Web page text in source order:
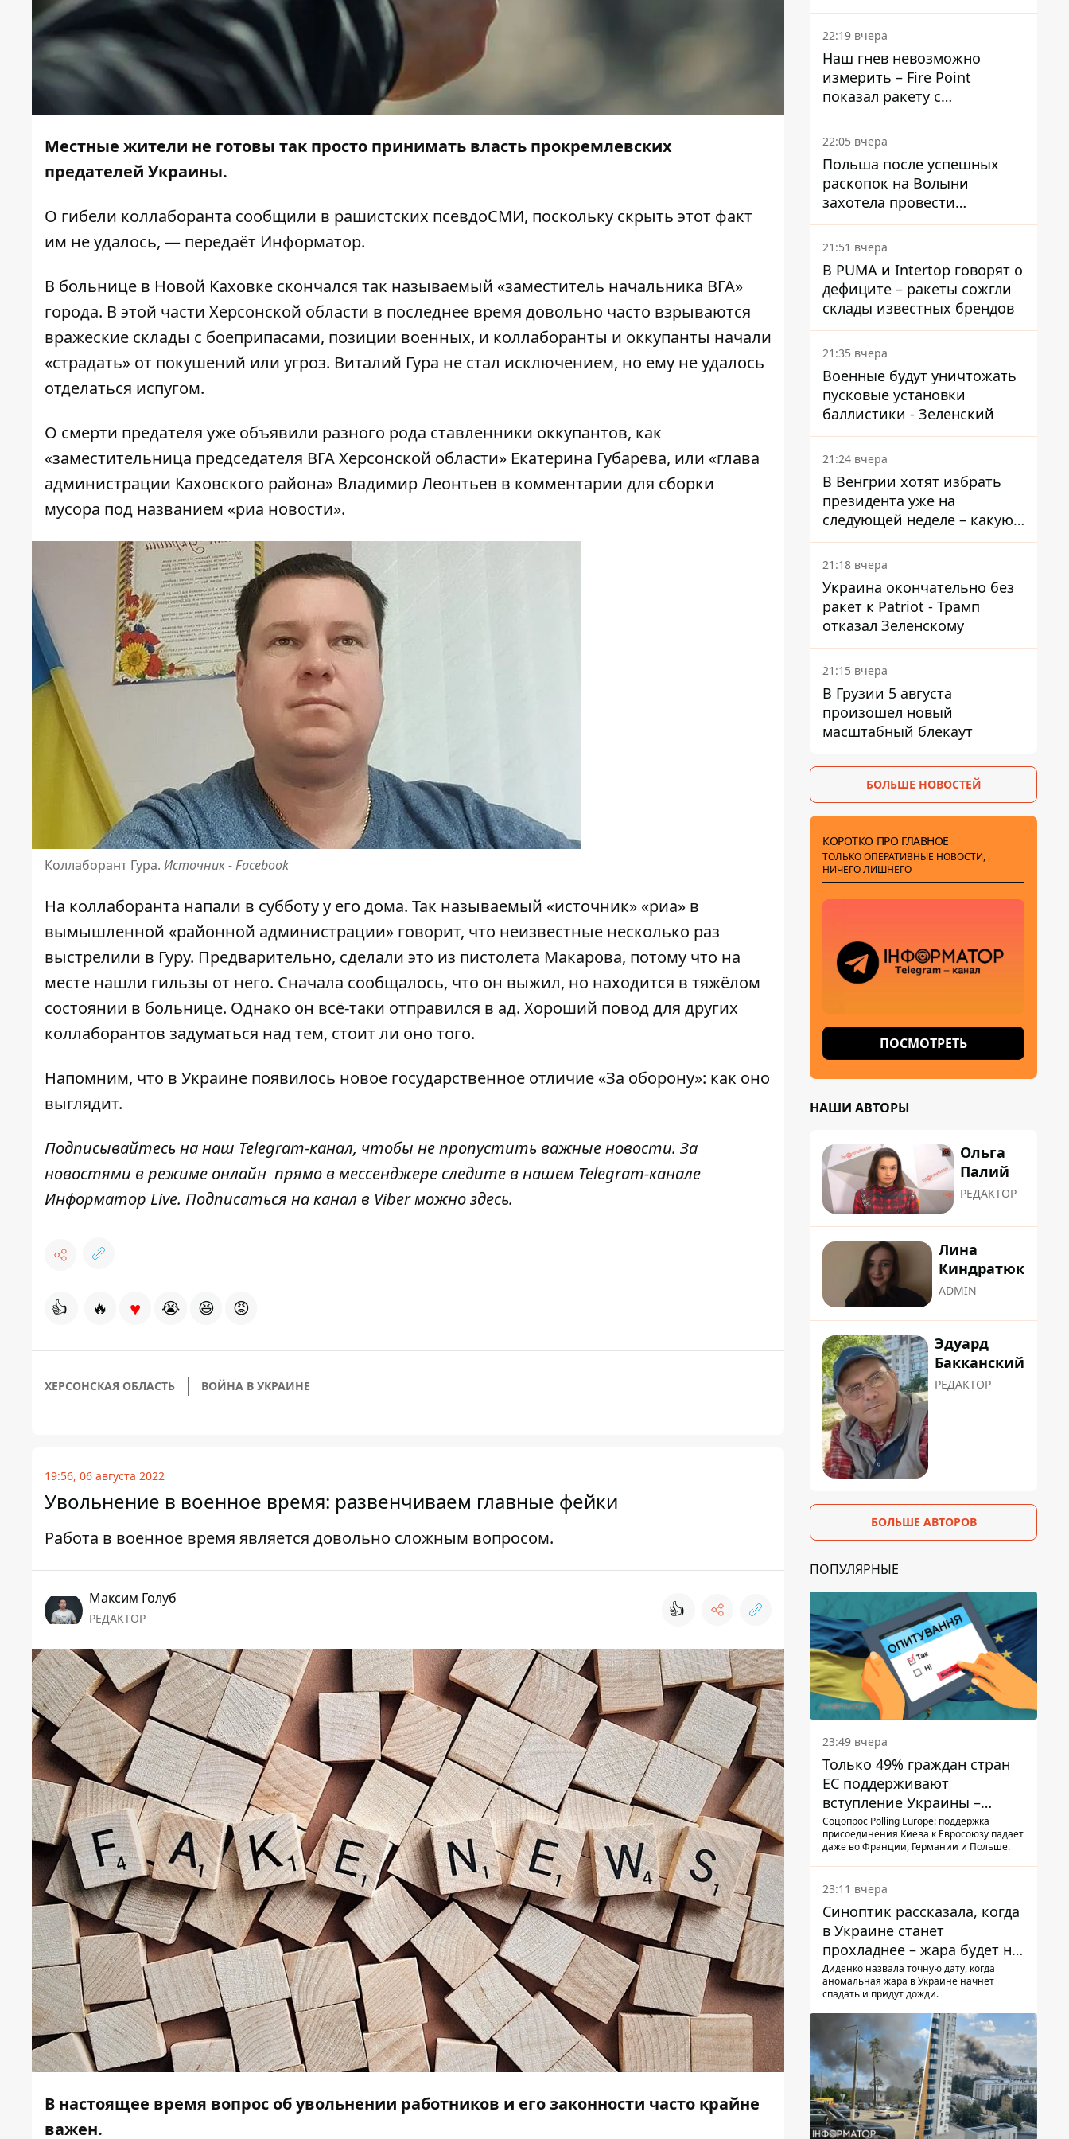
Местные жители не готовы так просто принимать власть прокремлевских
предателей Украины.
О гибели коллаборанта сообщили в рашистских псевдоСМИ, поскольку скрыть этот факт
им не удалось, — передаёт Информатор.
В больнице в Новой Каховке скончался так называемый «заместитель начальника ВГА»
города. В этой части Херсонской области в последнее время довольно часто взрываются
вражеские склады с боеприпасами, позиции военных, и коллаборанты и оккупанты начали
«страдать» от покушений или угроз. Виталий Гура не стал исключением, но ему не удалось
отделаться испугом.
О смерти предателя уже объявили разного рода ставленники оккупантов, как
«заместительница председателя ВГА Херсонской области» Екатерина Губарева, или «глава
администрации Каховского района» Владимир Леонтьев в комментарии для сборки
мусора под названием «риа новости».
Коллаборант Гура. Источник - Facebook
На коллаборанта напали в субботу у его дома. Так называемый «источник» «риа» в
вымышленной «районной администрации» говорит, что неизвестные несколько раз
выстрелили в Гуру. Предварительно, сделали это из пистолета Макарова, потому что на
месте нашли гильзы от него. Сначала сообщалось, что он выжил, но находится в тяжёлом
состоянии в больнице. Однако он всё-таки отправился в ад. Хороший повод для других
коллаборантов задуматься над тем, стоит ли оно того.
Напомним, что в Украине появилось новое государственное отличие «За оборону»: как оно
выглядит.
Подписывайтесь на наш Telegram-канал, чтобы не пропустить важные новости. За
новостями в режиме онлайн прямо в мессенджере следите в нашем Telegram-канале
Информатор Live. Подписаться на канал в Viber можноздесь.
👍 🔥 ♥ 😭 😆 😡
ХЕРСОНСКАЯ ОБЛАСТЬ ВОЙНА В УКРАИНЕ
19:56, 06 августа 2022
Увольнение в военное время: развенчиваем главные фейки
Работа в военное время является довольно сложным вопросом.
Максим Голуб
РЕДАКТОР 👍
В настоящее время вопрос об увольнении работников и его законности часто крайне
важен.
раскрыли детали
22:19 вчера
Наш гнев невозможно
измерить – Fire Point
показал ракету с
загадочной отметкой 723
22:05 вчера
Польша после успешных
раскопок на Волыни
захотела провести
эксгумацию в новых местах
21:51 вчера
В PUMA и Intertop говорят о
дефиците – ракеты сожгли
склады известных брендов
21:35 вчера
Военные будут уничтожать
пусковые установки
баллистики - Зеленский
21:24 вчера
В Венгрии хотят избрать
президента уже на
следующей неделе – какую
дату предлагают
21:18 вчера
Украина окончательно без
ракет к Patriot - Трамп
отказал Зеленскому
21:15 вчера
В Грузии 5 августа
произошел новый
масштабный блекаут
БОЛЬШЕ НОВОСТЕЙ
КОРОТКО ПРО ГЛАВНОЕ
ТОЛЬКО ОПЕРАТИВНЫЕ НОВОСТИ,
НИЧЕГО ЛИШНЕГО
ПОСМОТРЕТЬ
НАШИ АВТОРЫ
Ольга
Палий
РЕДАКТОР
Лина
Киндратюк
ADMIN
Эдуард
Бакканский
РЕДАКТОР
БОЛЬШЕ АВТОРОВ
ПОПУЛЯРНЫЕ
23:49 вчера
Только 49% граждан стран
ЕС поддерживают
вступление Украины –
результаты опроса
Соцопрос Polling Europe: поддержка
присоединения Киева к Евросоюзу падает
даже во Франции, Германии и Польше.
23:11 вчера
Синоптик рассказала, когда
в Украине станет
прохладнее – жара будет не
долго
Диденко назвала точную дату, когда
аномальная жара в Украине начнет
спадать и придут дожди.